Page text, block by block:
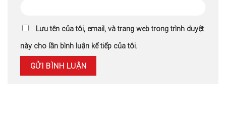
Lưu tên của tôi, email, và trang web trong trình duyệt
này cho lần bình luận kế tiếp của tôi.